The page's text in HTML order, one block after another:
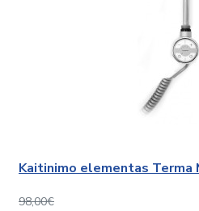
Kaitinimo elementas Terma
98,00€